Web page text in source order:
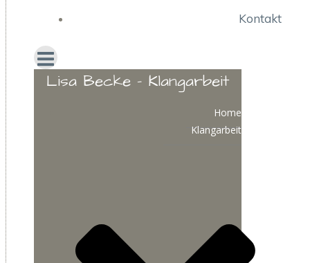
Kontakt
Lisa Becke - Klangarbeit
Home
Klangarbeit